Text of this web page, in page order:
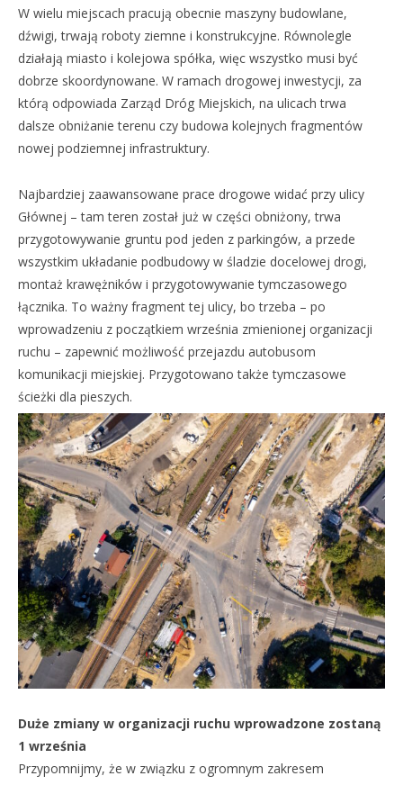
W wielu miejscach pracują obecnie maszyny budowlane,
dźwigi, trwają roboty ziemne i konstrukcyjne. Równolegle
działają miasto i kolejowa spółka, więc wszystko musi być
dobrze skoordynowane. W ramach drogowej inwestycji, za
którą odpowiada Zarząd Dróg Miejskich, na ulicach trwa
dalsze obniżanie terenu czy budowa kolejnych fragmentów
nowej podziemnej infrastruktury.
Najbardziej zaawansowane prace drogowe widać przy ulicy
Głównej – tam teren został już w części obniżony, trwa
przygotowywanie gruntu pod jeden z parkingów, a przede
wszystkim układanie podbudowy w śladzie docelowej drogi,
montaż krawężników i przygotowywanie tymczasowego
łącznika. To ważny fragment tej ulicy, bo trzeba – po
wprowadzeniu z początkiem września zmienionej organizacji
ruchu – zapewnić możliwość przejazdu autobusom
komunikacji miejskiej. Przygotowano także tymczasowe
ścieżki dla pieszych.
Duże zmiany w organizacji ruchu wprowadzone zostaną
1 września
Przypomnijmy, że w związku z ogromnym zakresem